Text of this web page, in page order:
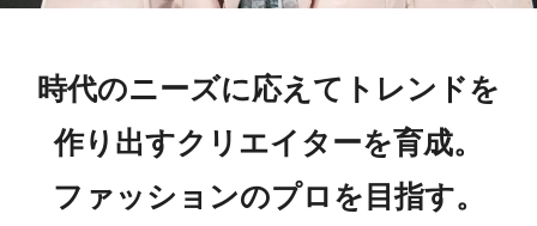
時代のニーズに応えてトレンドを
作り出すクリエイターを育成。
ファッションのプロを目指す。